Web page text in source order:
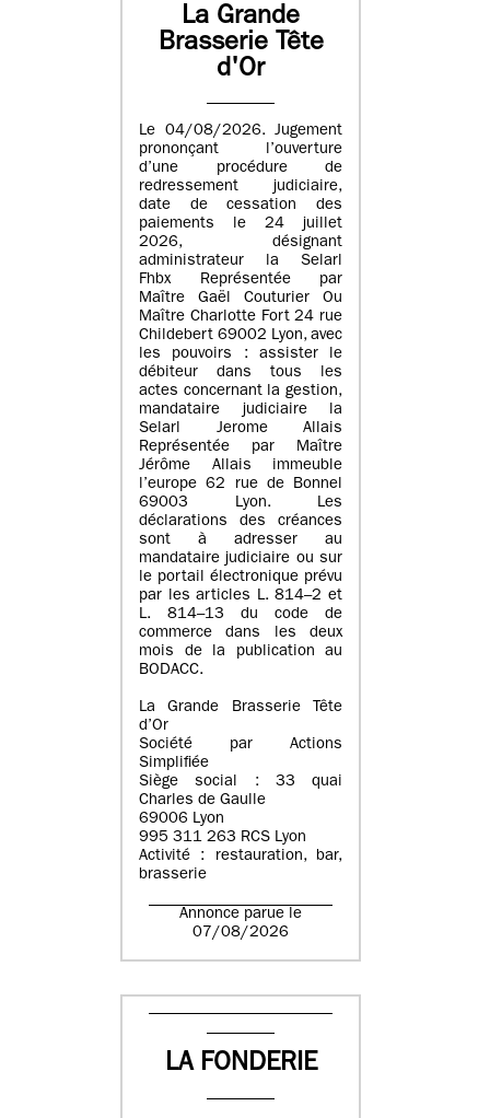
La Grande
Brasserie Tête
d'Or
Le 04/08/2026. Jugement
prononçant l’ouverture
d’une procédure de
redressement judiciaire,
date de cessation des
paiements le 24 juillet
2026, désignant
administrateur la Selarl
Fhbx Représentée par
Maître Gaël Couturier Ou
Maître Charlotte Fort 24 rue
Childebert 69002 Lyon, avec
les pouvoirs : assister le
débiteur dans tous les
actes concernant la gestion,
mandataire judiciaire la
Selarl Jerome Allais
Représentée par Maître
Jérôme Allais immeuble
l’europe 62 rue de Bonnel
69003 Lyon. Les
déclarations des créances
sont à adresser au
mandataire judiciaire ou sur
le portail électronique prévu
par les articles L. 814–2 et
L. 814–13 du code de
commerce dans les deux
mois de la publication au
BODACC.
La Grande Brasserie Tête
d’Or
Société par Actions
Simplifiée
Siège social : 33 quai
Charles de Gaulle
69006 Lyon
995 311 263 RCS Lyon
Activité : restauration, bar,
brasserie
Annonce parue le
07/08/2026
LA FONDERIE